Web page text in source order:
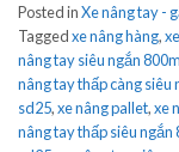
Posted inXe nâng tay -
Taggedxe nâng hàng,
nâng tay siêu ngắn
nâng tay thấp càng siêu
sd25,xe nâng pallet,xe
nâng tay thấp siêu